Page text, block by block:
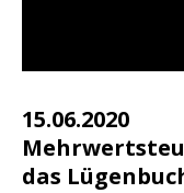
15.06.2020
das